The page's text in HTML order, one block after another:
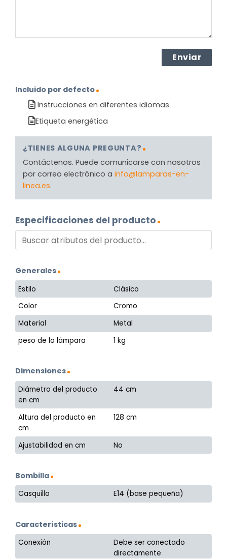
Incluido por defecto
Instrucciones en diferentes idiomas
Etiqueta energética
¿TIENES ALGUNA PREGUNTA?
Contáctenos. Puede comunicarse con nosotros
por correo electrónico a info@lamparas-en-
linea.es.
Especificaciones del producto
Generales
Estilo
Clásico
Color
Cromo
Material
Metal
peso de la lámpara
1 kg
Dimensiones
Diámetro del producto
en cm
44 cm
Altura del producto en
cm
128 cm
Ajustabilidad en cm No
Bombilla
Casquillo E14 (base pequeña)
Características
Conexión
Debe ser conectado
directamente